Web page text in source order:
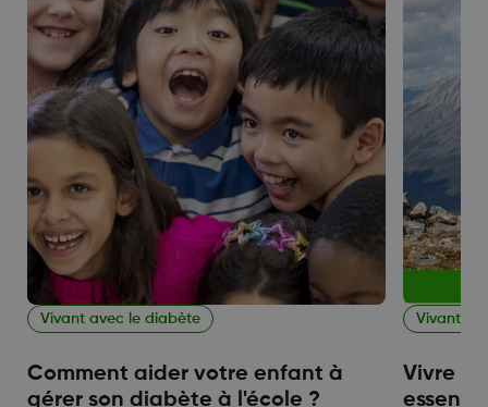
Vivant avec le diabète
Comment aider votre enfant à
gérer son diabète à l'école ?
Vivant
Vivre